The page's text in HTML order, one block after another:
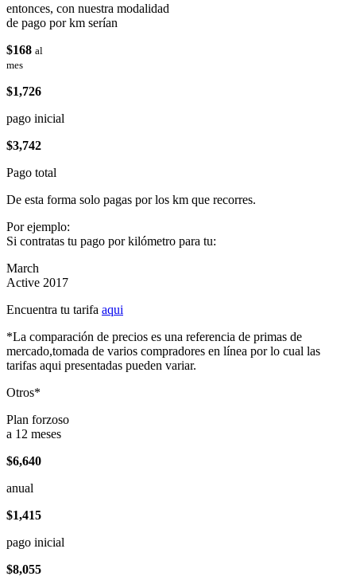
entonces, con nuestra modalidad
de pago por km serían
$168 al
mes
$1,726
pago inicial
$3,742
Pago total
De esta forma solo pagas por los km que recorres.
Por ejemplo:
Si contratas tu pago por kilómetro para tu:
March
Active 2017
Encuentra tu tarifa aqui
*La comparación de precios es una referencia de primas de
mercado,tomada de varios compradores en línea por lo cual las
tarifas aqui presentadas pueden variar.
Otros*
Plan forzoso
a 12 meses
$6,640
anual
$1,415
pago inicial
$8,055